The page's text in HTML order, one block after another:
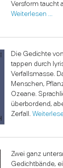
Versform taucht
Weiterlesen …
Die Gedichte
tappen durch
Verfallsmasse.
Menschen,
Ozeane.
überbordend,
Zerfall.
Zwei ganz
Gedichtbände,